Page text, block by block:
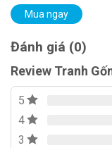
Được
xếp
hạng
5
sao
Mua ngay
Đánh giá (0)
Review Tranh
5
4
3